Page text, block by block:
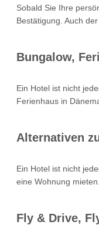
Sobald Sie Ihre
Bestätigung. Auch
Bungalow,
Ein Hotel ist nicht
Ferienhaus in
Alternativen
Ein Hotel ist nicht
eine Wohnung
Fly & Drive,